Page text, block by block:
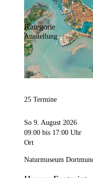
Kategorie
Ausstellung
25 Termine
So 9. August 2026
09:00 bis 17:00 Uhr
Ort
Naturmuseum